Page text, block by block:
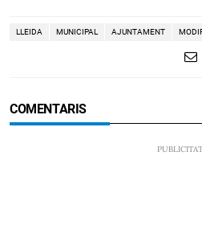
LLEIDA MUNICIPAL AJUNTAMENT
COMENTARIS